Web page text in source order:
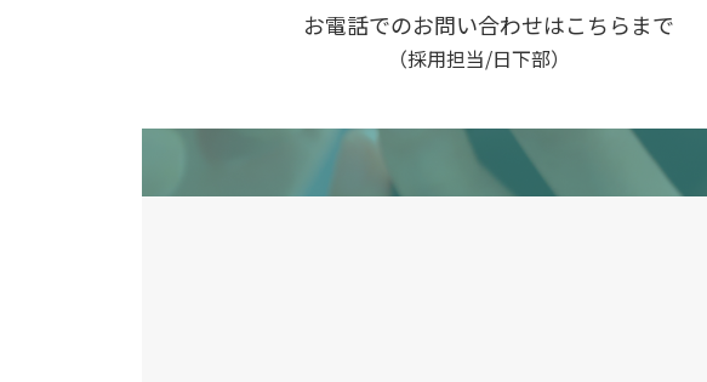
お電話でのお問い合わせはこちらまで
（採用担当/日下部）